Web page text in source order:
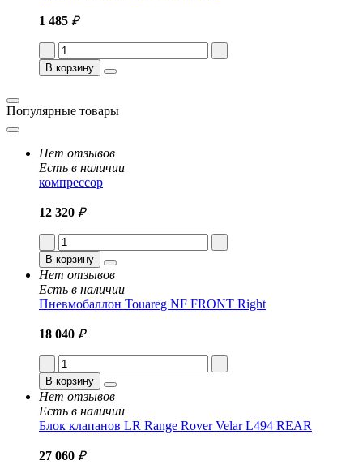
1 485 ₽
В корзину
Популярные товары
Нет отзывов
Есть в наличии
компрессор
12 320 ₽
В корзину
Нет отзывов
Есть в наличии
Пневмобаллон Touareg NF FRONT Right
18 040 ₽
В корзину
Нет отзывов
Есть в наличии
Блок клапанов LR Range Rover Velar L494 REAR
27 060 ₽